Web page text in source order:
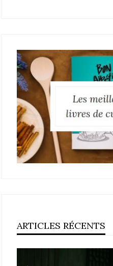
ARTICLES RÉCENTS